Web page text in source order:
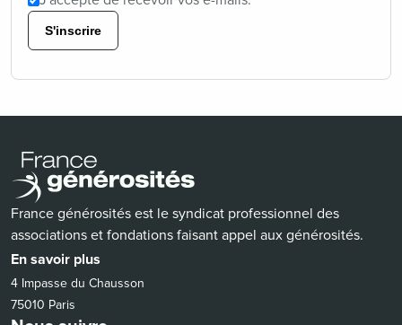
S'inscrire
France générosités est le syndicat professionnel des
associations et fondations faisant appel aux générosités.
En savoir plus
4 Impasse du Chausson
75010 Paris